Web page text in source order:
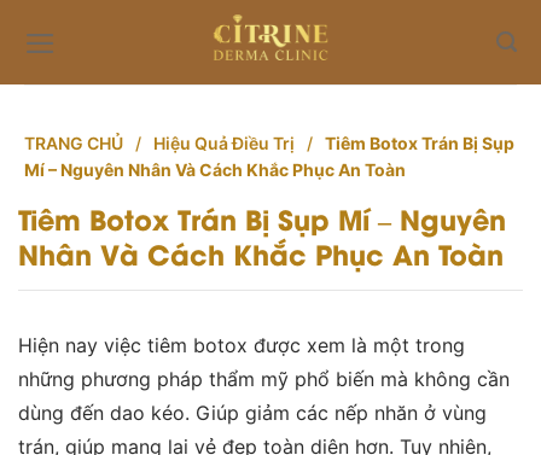
content
TRANG CHỦ / Hiệu Quả Điều Trị / Tiêm Botox Trán Bị Sụp
Mí – Nguyên Nhân Và Cách Khắc Phục An Toàn
Tiêm Botox Trán Bị Sụp Mí – Nguyên
Nhân Và Cách Khắc Phục An Toàn
Hiện nay việc tiêm botox được xem là một trong
những phương pháp thẩm mỹ phổ biến mà không cần
dùng đến dao kéo. Giúp giảm các nếp nhăn ở vùng
trán, giúp mang lại vẻ đẹp toàn diện hơn. Tuy nhiên,